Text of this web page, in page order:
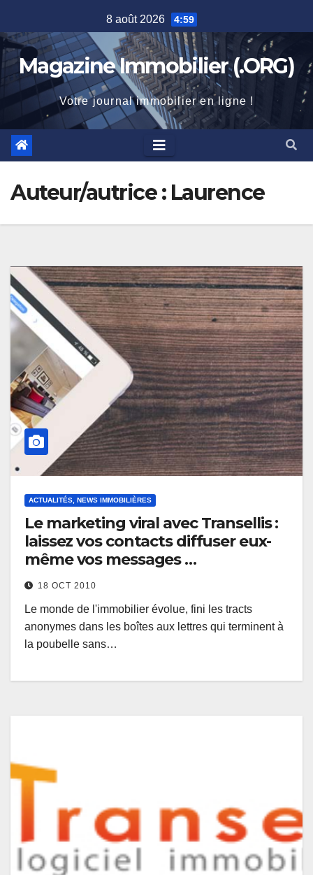
to
content
8 août 2026 4:59
Magazine Immobilier (.ORG)
Votre journal immobilier en ligne !
Auteur/autrice : Laurence
ACTUALITÉS, NEWS IMMOBILIÈRES
Le marketing viral avec Transellis :
laissez vos contacts diffuser eux-
même vos messages …
18 OCT 2010
Le monde de l'immobilier évolue, fini les tracts
anonymes dans les boîtes aux lettres qui terminent à
la poubelle sans…